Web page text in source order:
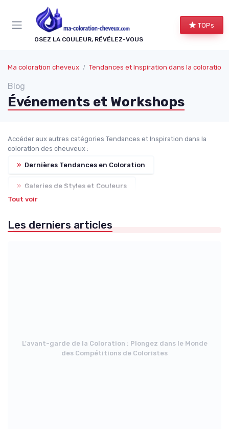
OSEZ LA COULEUR, RÉVÉLEZ-VOUS
TOPs
Ma coloration cheveux Tendances et Inspiration dans la coloration
Blog
Événements et Workshops
Accéder aux autres catégories Tendances et Inspiration dans la
coloration des cheuveux :
» Dernières Tendances en Coloration
» Galeries de Styles et Couleurs
» Forums et Communautés en Ligne
Tout voir
Les derniers articles
L'avant-garde de la Coloration : Plongez dans le Monde
des Compétitions de Coloristes
Panneau de gestion des cookies